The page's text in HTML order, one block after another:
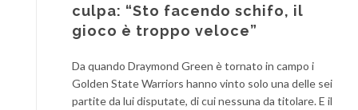
culpa: “Sto facendo schifo, il
gioco è troppo veloce”
Da quando Draymond Green è tornato in campo i
Golden State Warriors hanno vinto solo una delle sei
partite da lui disputate, di cui nessuna da titolare. E il